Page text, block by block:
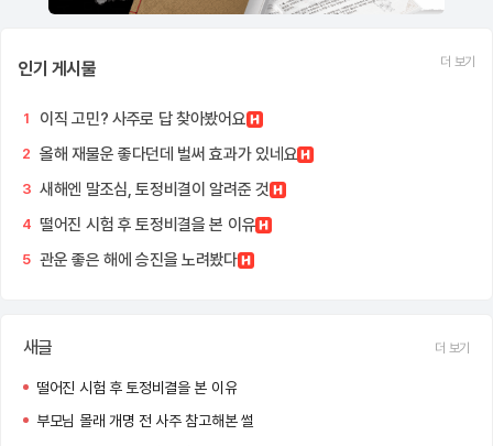
인기 게시물 더 보기
1 이직 고민? 사주로 답 찾아봤어요
2 올해 재물운 좋다던데 벌써 효과가 있네요
3 새해엔 말조심, 토정비결이 알려준 것
4 떨어진 시험 후 토정비결을 본 이유
5 관운 좋은 해에 승진을 노려봤다
새글 더 보기
떨어진 시험 후 토정비결을 본 이유
부모님 몰래 개명 전 사주 참고해본 썰